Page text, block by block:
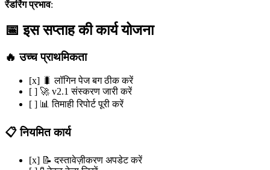
रेंडरिंग प्रभाव:
📅 इस सप्ताह की कार्य योजना
🔥 उच्च प्राथमिकता
[x] 🐛 लॉगिन पेज बग ठीक करें
[ ] 🚀 v2.1 संस्करण जारी करें
[ ] 📊 तिमाही रिपोर्ट पूरी करें
📋 नियमित कार्य
[x] 📝 दस्तावेज़ीकरण अपडेट करें